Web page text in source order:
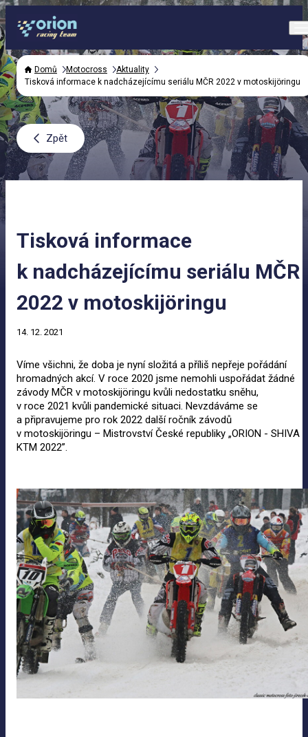
Domů Motocross
Aktuality
Tisková informace k nadcházejícímu seriálu MČR 2022 v motoskijöringu
Zpět
Tisková informace
k nadcházejícímu seriálu MČR
2022 v motoskijöringu
14. 12. 2021
Víme všichni, že doba je nyní složitá a příliš nepřeje pořádání
hromadných akcí. V roce 2020 jsme nemohli uspořádat žádné
závody MČR v motoskijöringu kvůli nedostatku sněhu,
v roce 2021 kvůli pandemické situaci. Nevzdáváme se
a připravujeme pro rok 2022 další ročník závodů
v motoskijöringu – Mistrovství České republiky „ORION - SHIVA
KTM 2022”.